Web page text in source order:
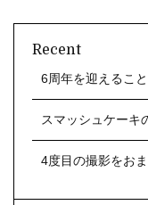
Recent
6周年を迎えるこ
スマッシュケーキ
4度目の撮影をお